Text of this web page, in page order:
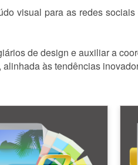
visual para as redes
de design e auxiliar a
às tendências